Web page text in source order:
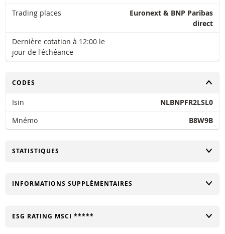
Trading places
Euronext & BNP Paribas
direct
Dernière cotation à 12:00 le
jour de l'échéance
CHANGER
CODES
Isin
NLBNPFR2LSL0
Mnémo
B8W9B
CHANGER
STATISTIQUES
CHANGER
INFORMATIONS SUPPLÉMENTAIRES
CHANGER
ESG RATING MSCI *****